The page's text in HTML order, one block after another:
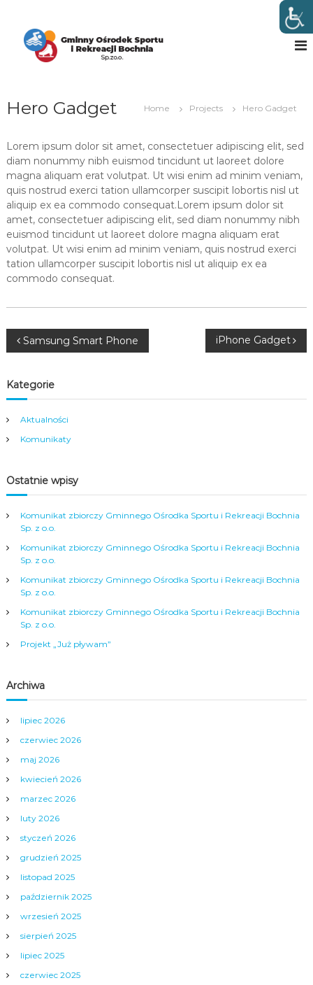
y
ś
r
o
d
e
k
S
p
t
i
Hero Gadget Home Projects Hero Gadget
Lorem ipsum dolor sit amet, consectetuer adipiscing elit, sed
diam nonummy nibh euismod tincidunt ut laoreet dolore
magna aliquam erat volutpat. Ut wisi enim ad minim veniam,
quis nostrud exerci tation ullamcorper suscipit lobortis nisl ut
aliquip ex ea commodo consequat.Lorem ipsum dolor sit
amet, consectetuer adipiscing elit, sed diam nonummy nibh
euismod tincidunt ut laoreet dolore magna aliquam erat
volutpat. Ut wisi enim ad minim veniam, quis nostrud exerci
tation ullamcorper suscipit lobortis nisl ut aliquip ex ea
commodo consequat.
N
a
w
i
g
a
w
i
s
u
Samsung Smart Phone iPhone Gadget
Kategorie
Aktualności
Komunikaty
Ostatnie wpisy
Komunikat zbiorczy Gminnego Ośrodka Sportu i Rekreacji Bochnia
Sp. z o.o.
Komunikat zbiorczy Gminnego Ośrodka Sportu i Rekreacji Bochnia
Sp. z o.o.
Komunikat zbiorczy Gminnego Ośrodka Sportu i Rekreacji Bochnia
Sp. z o.o.
Komunikat zbiorczy Gminnego Ośrodka Sportu i Rekreacji Bochnia
Sp. z o.o.
Projekt „Już pływam”
Archiwa
lipiec 2026
czerwiec 2026
maj 2026
kwiecień 2026
marzec 2026
luty 2026
styczeń 2026
grudzień 2025
listopad 2025
październik 2025
wrzesień 2025
sierpień 2025
lipiec 2025
czerwiec 2025